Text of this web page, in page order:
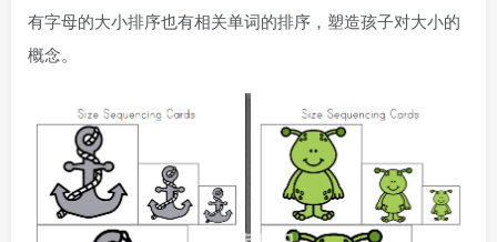
有字母的大小排序也有相关单词的排序，塑造孩子对大小的
概念。